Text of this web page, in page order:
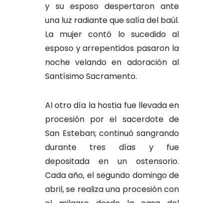
y su esposo despertaron ante
una luz radiante que salía del baúl.
La mujer contó lo sucedido al
esposo y arrepentidos pasaron la
noche velando en adoración al
Santísimo Sacramento.
Al otro día la hostia fue llevada en
procesión por el sacerdote de
San Esteban; continuó sangrando
durante tres días y fue
depositada en un ostensorio.
Cada año, el segundo domingo de
abril, se realiza una procesión con